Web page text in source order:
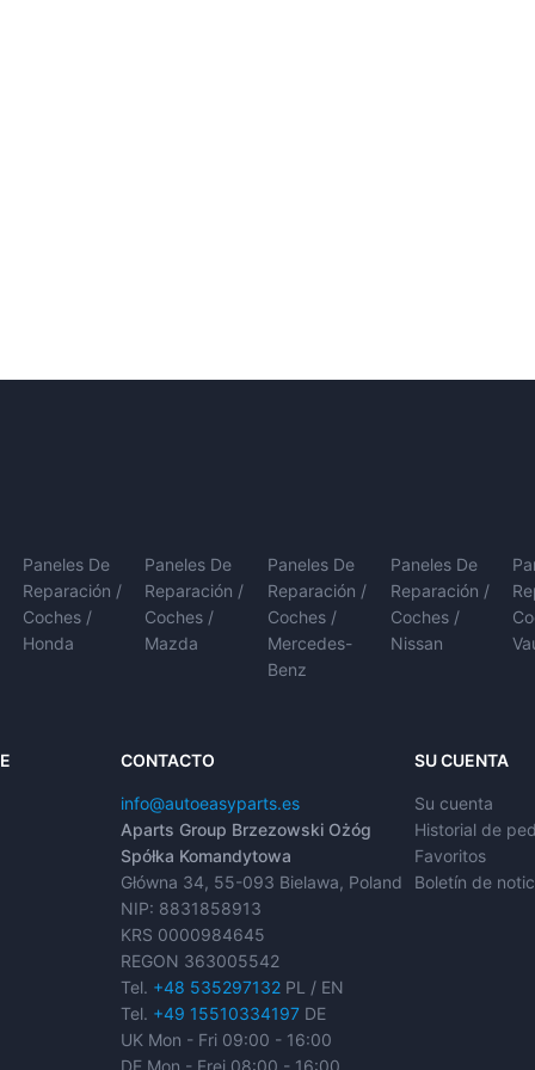
Paneles De
Reparación /
Coches /
Honda
Paneles De
Reparación /
Coches /
Mazda
Paneles De
Reparación /
Coches /
Mercedes-
Benz
Paneles De
Reparación /
Coches /
Nissan
CONTACTO
info@autoeasyparts.es
Aparts Group Brzezowski Ożóg
Spółka Komandytowa
Główna 34, 55-093 Bielawa, Poland
NIP: 8831858913
KRS 0000984645
REGON 363005542
Tel. +48 535297132PL / EN
Tel. +49 15510334197DE
UK Mon - Fri 09:00 - 16:00
SU CUENTA
Su cuenta
Historial de
Favoritos
Boletín de